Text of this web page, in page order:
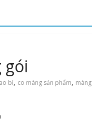
gói
bì, co màng sản phẩm, màng